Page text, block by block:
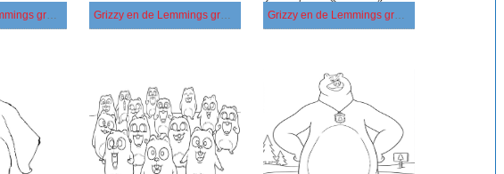
Grizzy en de Lemmings gratis simpel Grizzy en de Lemmings gratis voor kinderen Grizzy en de Lemmings gratis